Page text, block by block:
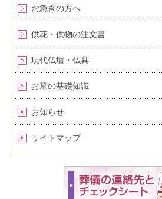
お急ぎの方へ
供花・供物の注文書
現代仏壇・仏具
お墓の基礎知識
お知らせ
サイトマップ